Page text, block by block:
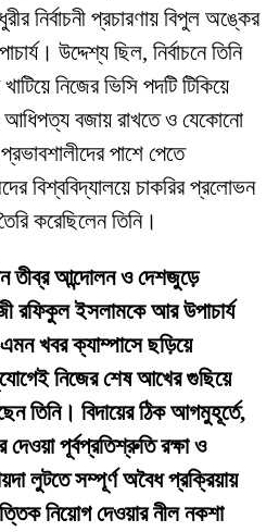
নির্বাচনী প্রচারণায় বিপুল অঙ্কের
উদ্দেশ্য ছিল, নির্বাচনে তিনি
নিজের ভিসি পদটি টিকিয়ে
আধিপত্য বজায় রাখতে ও যেকোনো
পাশে পেতে
বিশ্ববিদ্যালয়ে চাকরির প্রলোভন
করেছিলেন তিনি।
তীব্র আন্দোলন ও দেশজুড়ে
রফিকুল ইসলামকে আর উপাচার্য
খবর ক্যাম্পাসে ছড়িয়ে
নিজের শেষ আখের গুছিয়ে
তিনি। বিদায়ের ঠিক আগমুহূর্তে,
দেওয়া পূর্বপ্রতিশ্রুতি রক্ষা ও
লুটতে সম্পূর্ণ অবৈধ প্রক্রিয়ায়
নিয়োগ দেওয়ার নীল নকশা